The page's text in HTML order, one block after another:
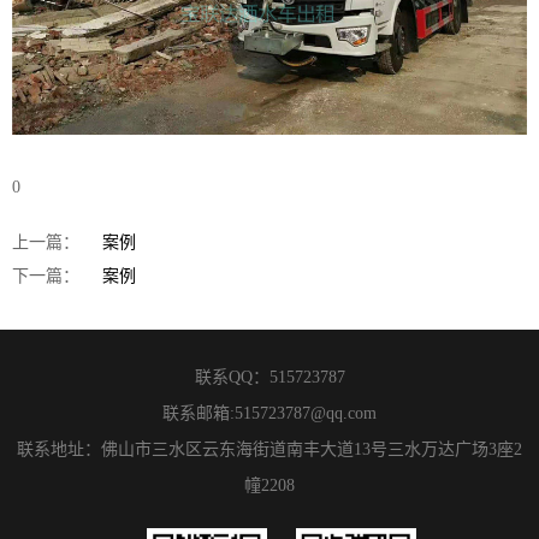
0
上一篇：
案例
下一篇：
案例
联系QQ： 515723787
联系邮箱:515723787@qq.com
联系地址：佛山市三水区云东海街道南丰大道13号三水万达广场3座2
幢2208